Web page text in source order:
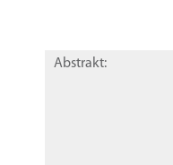
Abstrakt: